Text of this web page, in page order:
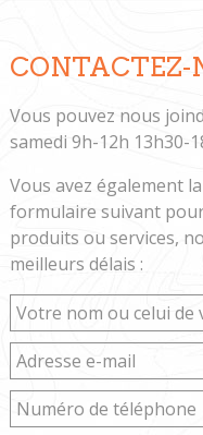
CONTACTEZ-
Vous pouvez nous
samedi 9h-12h 13h30-
Vous avez également
formulaire suivant
produits ou services,
meilleurs délais :